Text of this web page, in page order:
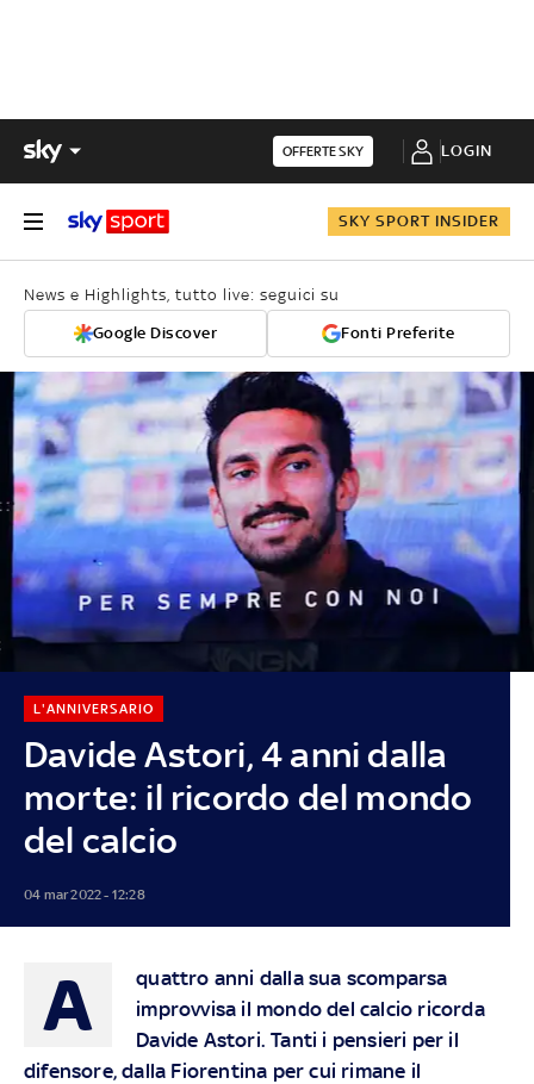
OFFERTE SKY LOGIN
SKY SPORT INSIDER
News e Highlights, tutto live: seguici su
Google Discover Fonti Preferite
Davide Astori, 4 anni dalla
morte: il ricordo del mondo
del calcio
L'ANNIVERSARIO
04 mar 2022 - 12:28
A
quattro anni dalla sua scomparsa
improvvisa il mondo del calcio ricorda
Davide Astori. Tanti i pensieri per il
difensore, dalla Fiorentina per cui rimane il